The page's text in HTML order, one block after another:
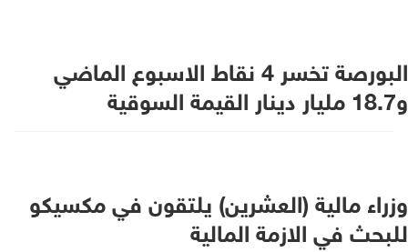
البورصة تخسر 4 نقاط الاسبوع الماضي
و18.7 مليار دينار القيمة السوقية
وزراء مالية (العشرين) يلتقون في مكسيكو
للبحث في الازمة المالية